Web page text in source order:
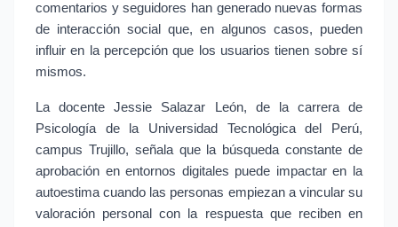
comentarios y seguidores han generado nuevas formas
de interacción social que, en algunos casos, pueden
influir en la percepción que los usuarios tienen sobre sí
mismos.
La docente Jessie Salazar León, de la carrera de
Psicología de la Universidad Tecnológica del Perú,
campus Trujillo, señala que la búsqueda constante de
aprobación en entornos digitales puede impactar en la
autoestima cuando las personas empiezan a vincular su
valoración personal con la respuesta que reciben en